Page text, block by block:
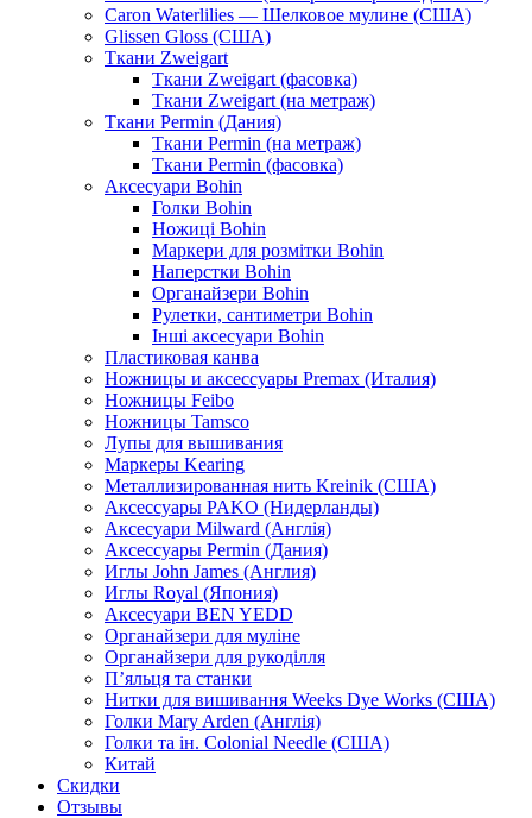
Caron Waterlilies — Шелковое мулине (США)
Glissen Gloss (США)
Ткани Zweigart
Ткани Zweigart (фасовка)
Ткани Zweigart (на метраж)
Ткани Permin (Дания)
Ткани Permin (на метраж)
Ткани Permin (фасовка)
Аксесуари Bohin
Голки Bohin
Ножиці Bohin
Маркери для розмітки Bohin
Наперстки Bohin
Органайзери Bohin
Рулетки, сантиметри Bohin
Інші аксесуари Bohin
Пластиковая канва
Ножницы и аксессуары Premax (Италия)
Ножницы Feibo
Ножницы Tamsco
Лупы для вышивания
Маркеры Kearing
Металлизированная нить Kreinik (США)
Аксессуары PAKO (Нидерланды)
Аксесуари Milward (Англія)
Аксессуары Permin (Дания)
Иглы John James (Англия)
Иглы Royal (Япония)
Аксесуари BEN YEDD
Органайзери для муліне
Органайзери для рукоділля
П’яльця та станки
Нитки для вишивання Weeks Dye Works (США)
Голки Mary Arden (Англія)
Голки та ін. Colonial Needle (США)
Китай
Скидки
Отзывы